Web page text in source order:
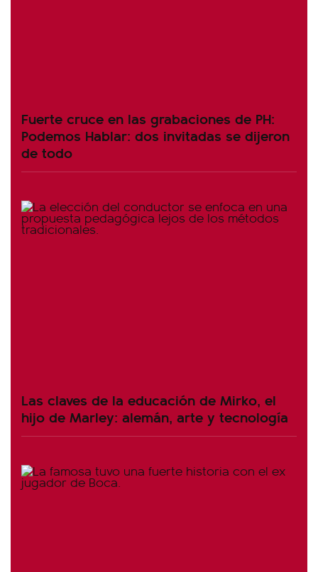
Fuerte cruce en las grabaciones de PH:
Podemos Hablar: dos invitadas se dijeron
de todo
Las claves de la educación de Mirko, el
hijo de Marley: alemán, arte y tecnología